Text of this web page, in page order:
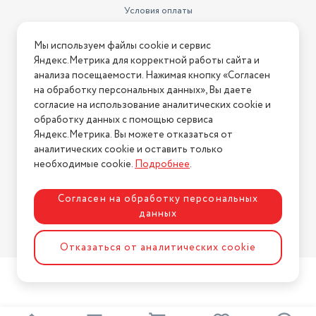
Условия оплаты
Условия возврата
Нашли ошибку на сайте? Напишите нам
2026 © Интернет-магазин "АстМаркет". У нас есть всё!
Политика конфиденциальности
Разработка сайтаASTDESIGN
Мы используем файлы cookie и сервис
Яндекс.Метрика для корректной работы сайта и
анализа посещаемости. Нажимая кнопку «Согласен
на обработку персональных данных», Вы даете
согласие на использование аналитических cookie и
обработку данных с помощью сервиса
Яндекс.Метрика. Вы можете отказаться от
аналитических cookie и оставить только
необходимые cookie.Подробнее.
Согласен на обработку персональных
данных
Отказаться от аналитических cookie